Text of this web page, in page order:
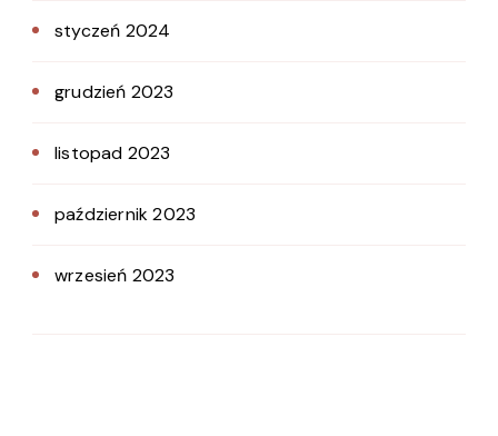
styczeń 2024
grudzień 2023
listopad 2023
październik 2023
wrzesień 2023